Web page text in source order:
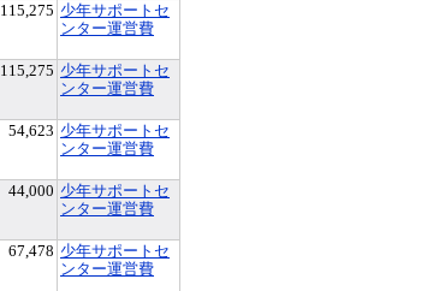
115,275 少年サポートセ
ンター運営費
115,275 少年サポートセ
ンター運営費
54,623 少年サポートセ
ンター運営費
44,000 少年サポートセ
ンター運営費
67,478 少年サポートセ
ンター運営費